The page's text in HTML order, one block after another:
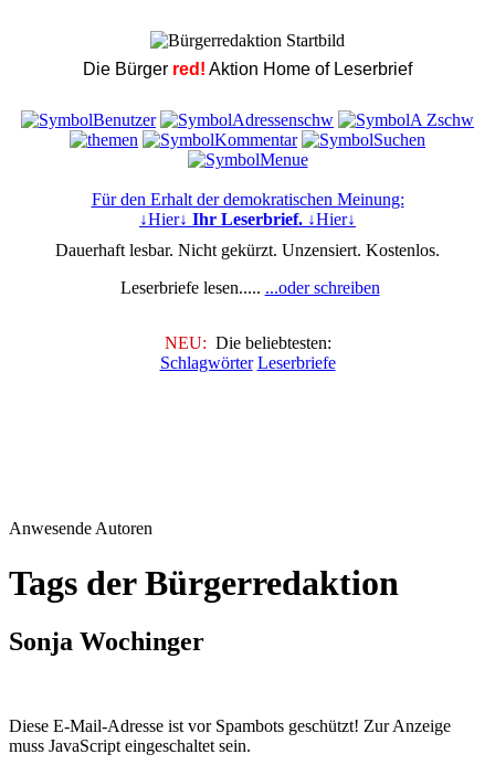
Die Bürger red! Aktion Home of Leserbrief
Für den Erhalt der demokratischen Meinung:
↓Hier↓ Ihr Leserbrief. ↓Hier↓
Dauerhaft lesbar. Nicht gekürzt. Unzensiert. Kostenlos.
Leserbriefe lesen..... ...oder schreiben
NEU: Die beliebtesten:
Schlagwörter Leserbriefe
Anwesende Autoren
Tags der Bürgerredaktion
Sonja Wochinger
Diese E-Mail-Adresse ist vor Spambots geschützt! Zur Anzeige
muss JavaScript eingeschaltet sein.